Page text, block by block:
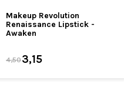
Makeup Revolution
Renaissance Lipstick -
Awaken
4,503,15